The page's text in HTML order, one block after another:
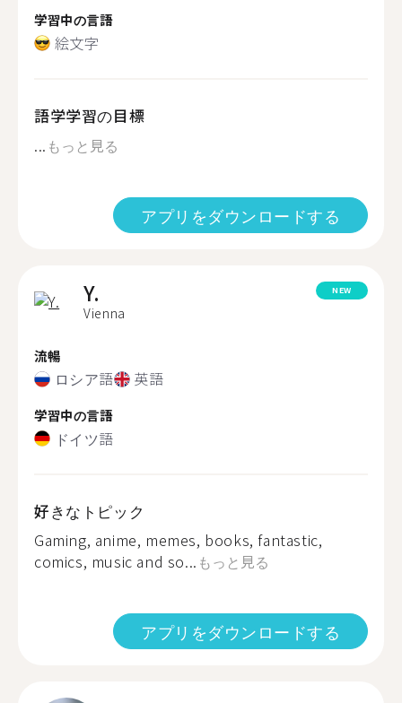
学習中の言語
絵文字
語学学習の目標
... もっと見る
アプリをダウンロードする
Y.
Vienna
NEW
流暢
ロシア語 英語
学習中の言語
ドイツ語
好きなトピック
Gaming, anime, memes, books, fantastic,
comics, music and so... もっと見る
アプリをダウンロードする